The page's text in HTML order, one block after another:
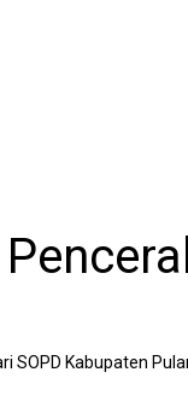
SOPD Kabupaten